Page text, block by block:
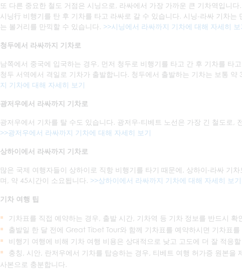
또 다른 중요한 철도 거점은 시닝으로, 라싸에서 가장 가까운 큰 기차역입니
시닝行 비행기를 탄 후 기차를 타고 라싸로 갈 수 있습니다. 시닝-라싸 기차는
는 볼거리를 만끽할 수 있습니다. >>시닝에서 라싸까지 기차에 대해 자세히 보
청두에서 라싸까지 기차로
남쪽에서 중국에 입국하는 경우, 먼저 청두로 비행기를 타고 간 후 기차를 타
청두 서역에서 격일로 기차가 출발합니다. 청두에서 출발하는 기차는 보통 약
지 기차에 대해 자세히 보기
광저우에서 라싸까지 기차로
광저우에서 기차를 탈 수도 있습니다. 광저우-티베트 노선은 가장 긴 철도로,
>>광저우에서 라싸까지 기차에 대해 자세히 보기
상하이에서 라싸까지 기차로
많은 국제 여행자들이 상하이로 직항 비행기를 타기 때문에, 상하이-라싸 기
며, 약 45시간이 소요됩니다. >>상하이에서 라싸까지 기차에 대해 자세히 보기
기차 여행 팁
기차표를 직접 예약하는 경우, 출발 시간, 기차역 등 기차 정보를 반드시 확
출발일 한 달 전에 Great Tibet Tour와 함께 기차표를 예약하시면 기차표를
비행기 여행에 비해 기차 여행 비용은 상대적으로 낮고 고도에 더 잘 적응할
충칭, 시안, 란저우에서 기차를 탑승하는 경우, 티베트 여행 허가증 원본을
사본으로 충분합니다.